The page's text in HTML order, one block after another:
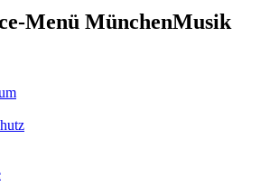
Menü MünchenMusik